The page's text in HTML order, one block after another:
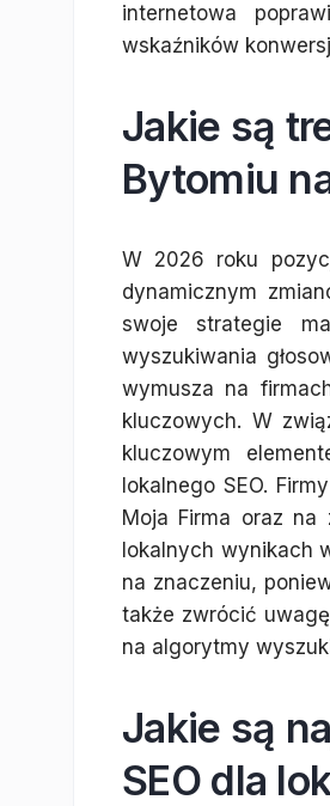
internetowa
wskaźników
Jakie są
Bytomiu
W 2026 roku
dynamicznym
swoje strategie
wyszukiwania
wymusza na
kluczowych. W
kluczowym
lokalnego SEO.
Moja Firma oraz
lokalnych wynikach
na znaczeniu,
także zwrócić
na algorytmy
Jakie są
SEO dla